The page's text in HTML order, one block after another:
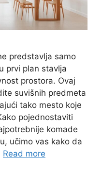
predstavlja samo
prvi plan stavlja
prostora. Ovaj
suvišnih predmeta
tako mesto koje
pojednostaviti
komade
učimo vas kako da
Read more